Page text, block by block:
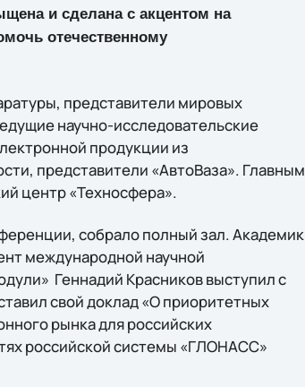
и сделана с акцентом на
отечественному
представители мировых
научно-исследовательские
продукции из
представители «АвтоВаза». Главным
центр «Техносфера».
собрало полный зал. Академик
международной научной
Геннадий Красников выступил с
свой доклад «О приоритетных
рынка для российских
российской системы «ГЛОНАСС»